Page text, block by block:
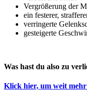
Vergrößerung der
ein festerer,
verringerte
gesteigerte
Was hast du also zu
Klick hier, um weit